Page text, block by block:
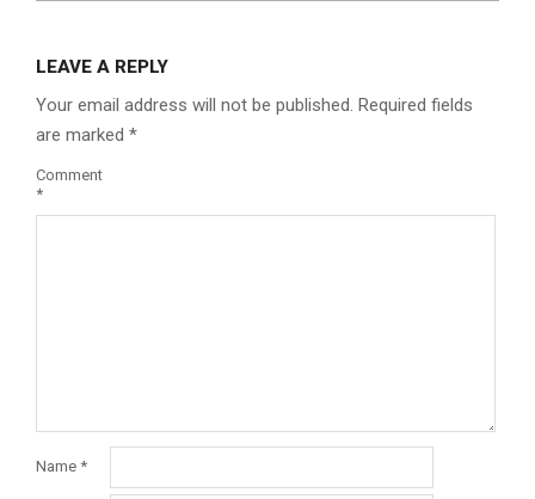
LEAVE A REPLY
Your email address will not be published. Required fields
are marked *
Comment
*
Name *